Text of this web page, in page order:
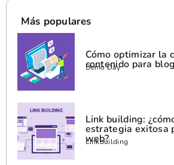
Más populares
Cómo optimizar la
contenido para
Demo Day
Link building:
estrategia exitosa
web?
Linkbuilding